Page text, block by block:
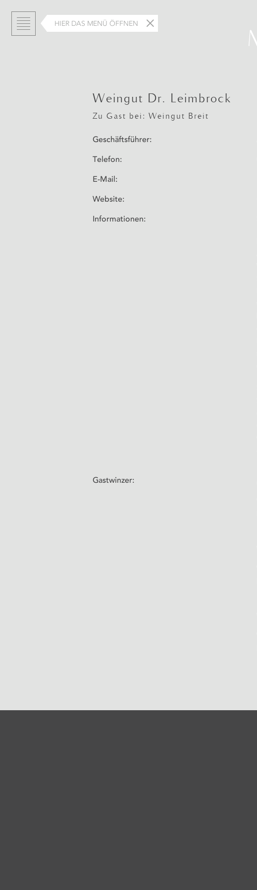
HIER DAS MENÜ ÖFFNEN
Weingut Dr. Leimbrock
Zu Gast bei: Weingut Breit
Geschäftsführer:
Telefon:
E-Mail:
Website:
Informationen:
Gastwinzer: